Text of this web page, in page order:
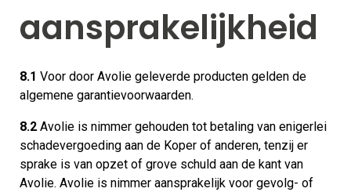
aansprakelijkheid
8.1 Voor door Avolie geleverde producten gelden de
algemene garantievoorwaarden.
8.2 Avolie is nimmer gehouden tot betaling van enigerlei
schadevergoeding aan de Koper of anderen, tenzij er
sprake is van opzet of grove schuld aan de kant van
Avolie. Avolie is nimmer aansprakelijk voor gevolg- of